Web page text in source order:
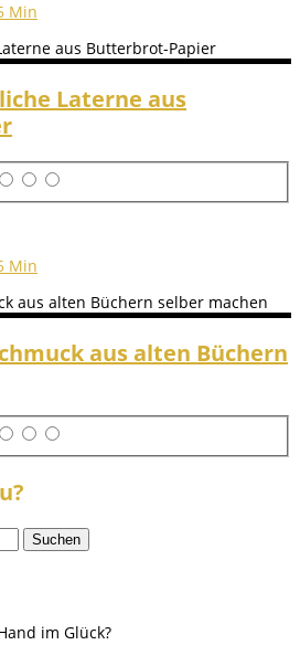
Min
Laterne aus
Min
aus alten Büchern
im Glück?